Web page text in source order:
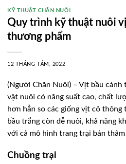
KỸ THUẬT CHĂN NUÔI
Quy trình kỹ thuật nuôi
thương phẩm
12 THÁNG TÁM, 2022
(Người Chăn Nuôi) – Vịt bầu cánh
vật nuôi có năng suất cao, chất
hơn hẳn so các giống vịt cỏ
bầu trắng còn dễ nuôi, khả năng
với cả mô hình trang trại bán
Chuồng trại